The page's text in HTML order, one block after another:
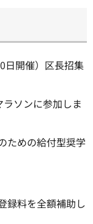
日開催）区長招集
ソンに参加しま
ための給付型奨学
録料を全額補助し